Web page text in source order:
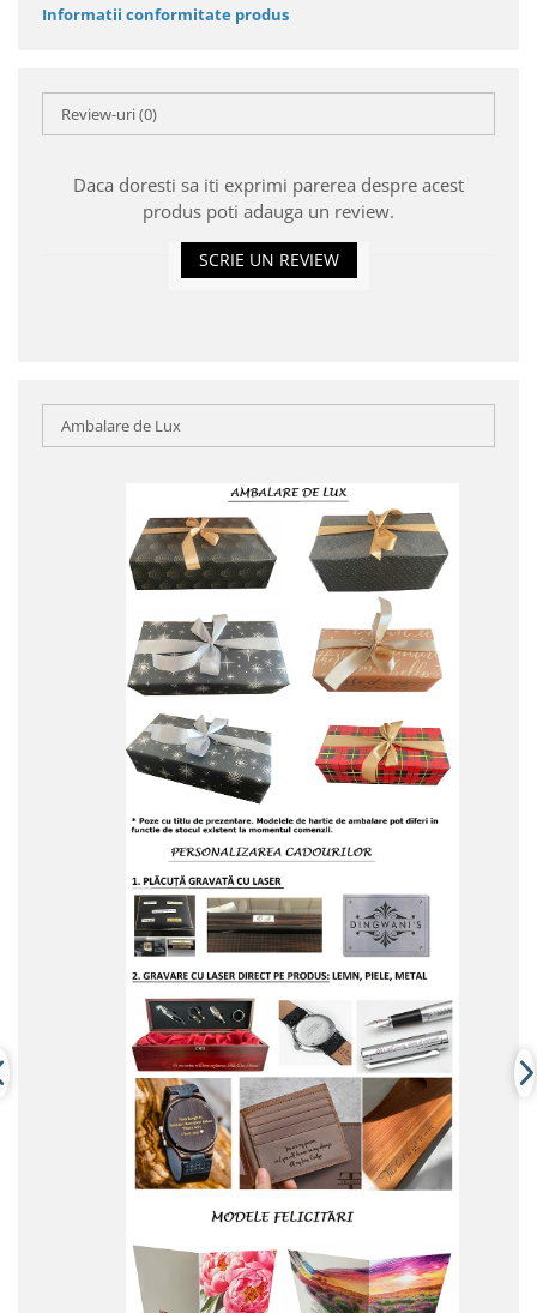
Informatii conformitate produs
Review-uri(0)
Daca doresti sa iti exprimi parerea despre acest
produs poti adauga un review.
SCRIE UN REVIEW
Ambalare de Lux